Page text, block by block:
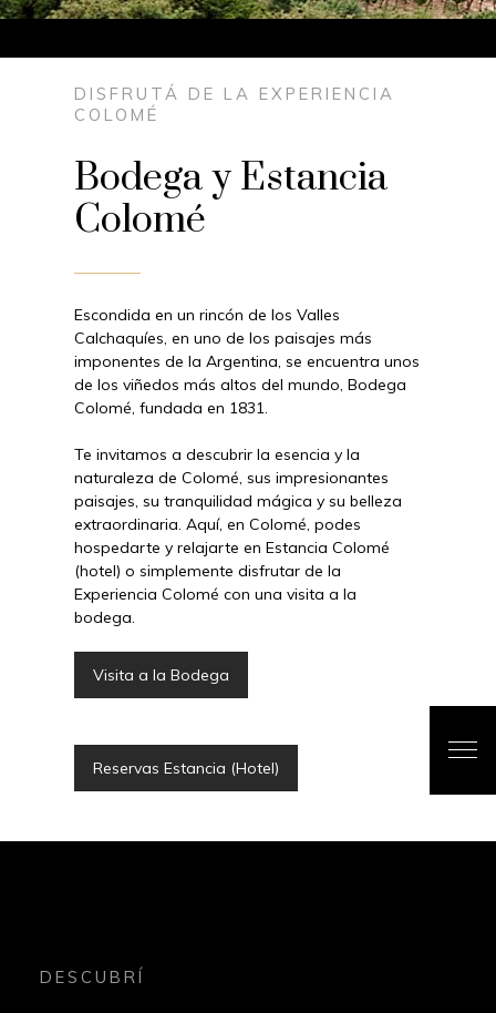
DISFRUTÁ DE LA EXPERIENCIA
COLOMÉ
Bodega y Estancia
Colomé
Escondida en un rincón de los Valles
Calchaquíes, en uno de los paisajes más
imponentes de la Argentina, se encuentra unos
de los viñedos más altos del mundo, Bodega
Colomé, fundada en 1831.
Te invitamos a descubrir la esencia y la
naturaleza de Colomé, sus impresionantes
paisajes, su tranquilidad mágica y su belleza
extraordinaria. Aquí, en Colomé, podes
hospedarte y relajarte en Estancia Colomé
(hotel) o simplemente disfrutar de la
Experiencia Colomé con una visita a la
bodega.
Visita a la Bodega
Reservas Estancia (Hotel)
DESCUBRÍ